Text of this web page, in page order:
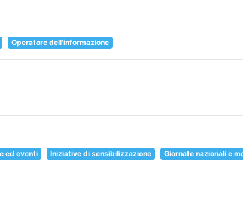
Operatore dell'informazione
ed eventi Iniziative di sensibilizzazione Giornate nazionali e